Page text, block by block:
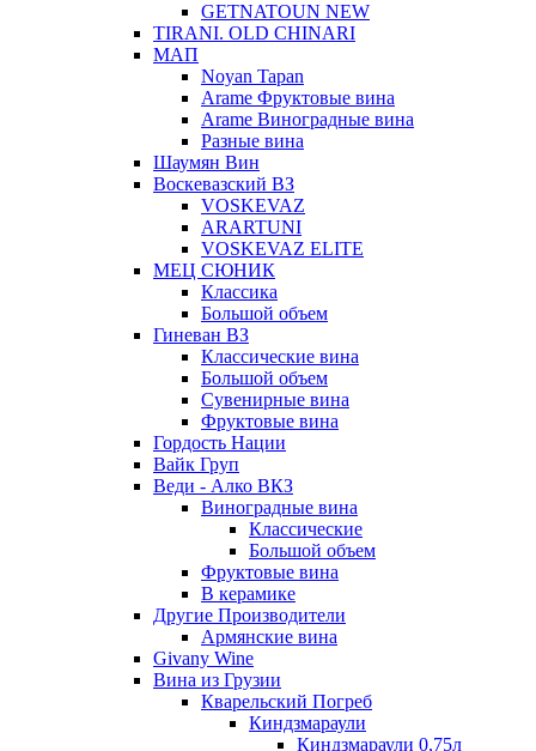
GETNATOUN NEW
TIRANI. OLD CHINARI
МАП
Noyan Tapan
Arame Фруктовые вина
Arame Виноградные вина
Разные вина
Шаумян Вин
Воскевазский ВЗ
VOSKEVAZ
ARARTUNI
VOSKEVAZ ELITE
МЕЦ СЮНИК
Классика
Большой объем
Гиневан ВЗ
Классические вина
Большой объем
Сувенирные вина
Фруктовые вина
Гордость Нации
Вайк Груп
Веди - Алко ВКЗ
Виноградные вина
Классические
Большой объем
Фруктовые вина
В керамике
Другие Производители
Армянские вина
Givany Wine
Вина из Грузии
Кварельский Погреб
Киндзмараули
Киндзмараули 0,75л